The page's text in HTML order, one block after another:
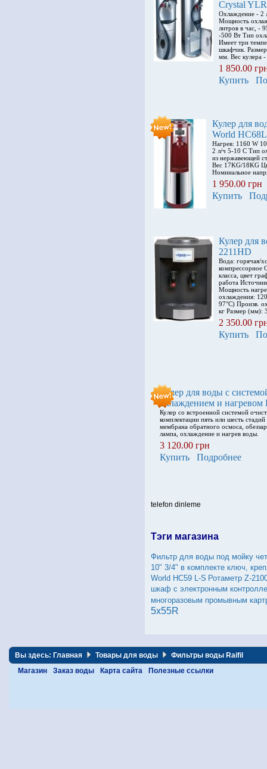
Crystal
Охлаждение - 2
Мощность
литров в час, -
-500 Вт Тип
Имеет три
шкафчик.
мм. Вес кулера -
1 850.00
Купить
Кулер для
World HC68L
Нагрев: 1160 W
2 л/ч 5-10 С Тип
из нержавеющей
Вес 17KG/18KG
Номинальное
1 950.00 грн
Купить
Кулер для
2211HD
Вода: горячая/
компрессорное
класса, цвет
работа
Мощность
охлаждения:
97°C) Произв.
кг Размер (мм):
2 350.00
Купить
Кулер для воды с
охлаждением и нагревом
Кулер со встроенной системой
комплектации пять или шесть
мембрана обратного осмоса,
лампа, охлаждение и нагрев воды.
3 120.00 грн
Купить
Подробнее
telefon dinleme
Тэги магазина
Фильтр для воды под мойку
10" 3/4" в комплекте ключ,
World HC59 L-S Ротаметр Z-
шкаф с электронным
многоразовым промывным
5x55R
Вы здесь: Главная Товары для воды
Фильтры воды Raifil
Магазин
Заказ воды Карта сайта Полезные ссылки